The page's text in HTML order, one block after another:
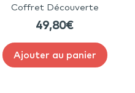
Coffret Découverte
49,80€
Ajouter au panier